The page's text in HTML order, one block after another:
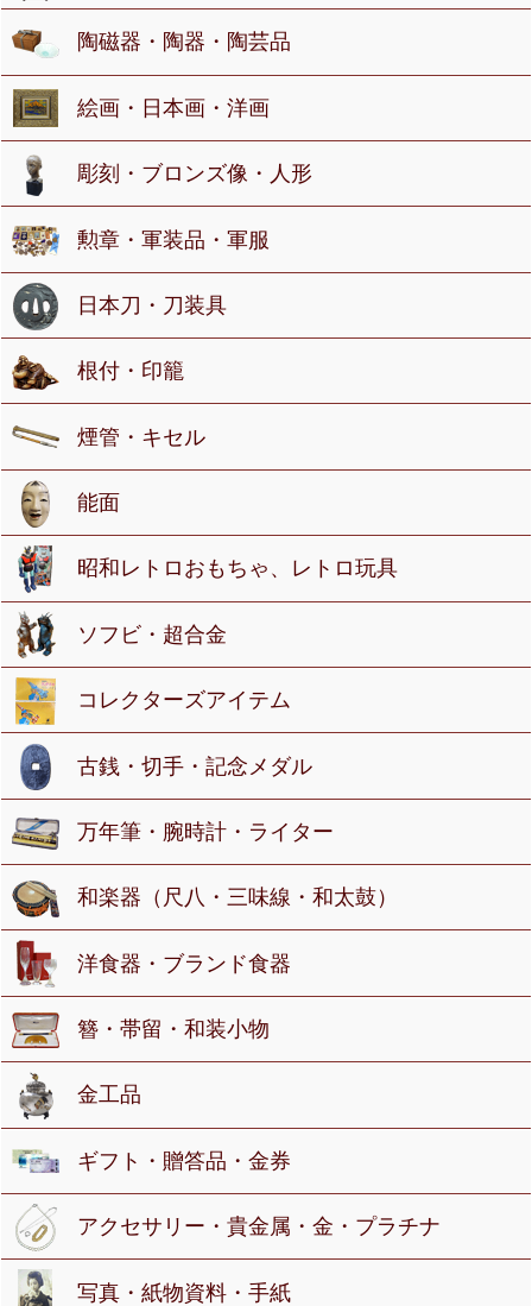
陶磁器・陶器・陶芸品
絵画・日本画・洋画
彫刻・ブロンズ像・人形
勲章・軍装品・軍服
日本刀・刀装具
根付・印籠
煙管・キセル
能面
昭和レトロおもちゃ、レトロ玩具
ソフビ・超合金
コレクターズアイテム
古銭・切手・記念メダル
万年筆・腕時計・ライター
和楽器（尺八・三味線・和太鼓）
洋食器・ブランド食器
簪・帯留・和装小物
金工品
ギフト・贈答品・金券
アクセサリー・貴金属・金・プラチナ
写真・紙物資料・手紙